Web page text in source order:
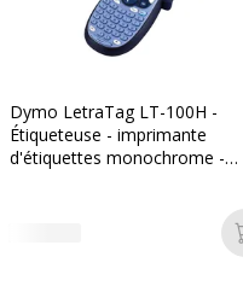
au panier
Dymo LetraTag LT-100H -
Étiqueteuse - imprimante
d'étiquettes monochrome -